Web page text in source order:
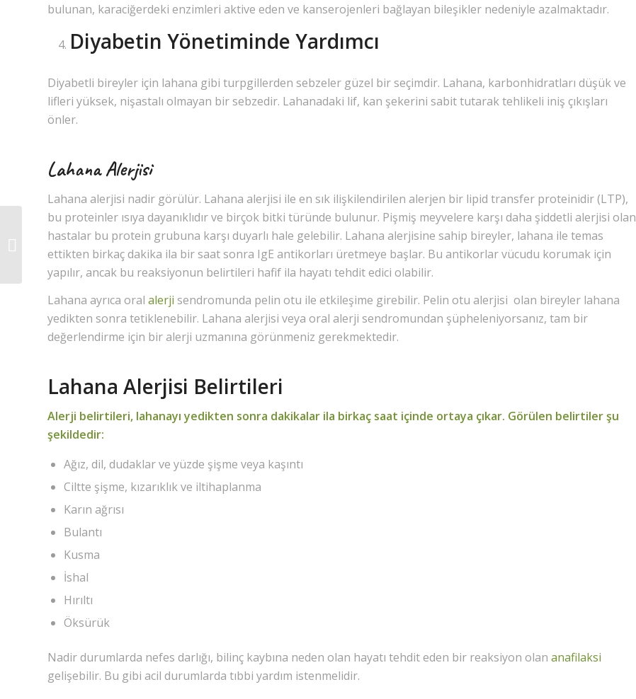
bulunan, karaciğerdeki enzimleri aktive eden ve kanserojenleri bağlayan bileşikler nedeniyle azalmaktadır.
Diyabetin Yönetiminde Yardımcı
Diyabetli bireyler için lahana gibi turpgillerden sebzeler güzel bir seçimdir. Lahana, karbonhidratları düşük ve
lifleri yüksek, nişastalı olmayan bir sebzedir. Lahanadaki lif, kan şekerini sabit tutarak tehlikeli iniş çıkışları
önler.
Lahana Alerjisi
Lahana alerjisi nadir görülür. Lahana alerjisi ile en sık ilişkilendirilen alerjen bir lipid transfer proteinidir (LTP),
bu proteinler ısıya dayanıklıdır ve birçok bitki türünde bulunur. Pişmiş meyvelere karşı daha şiddetli alerjisi olan
hastalar bu protein grubuna karşı duyarlı hale gelebilir. Lahana alerjisine sahip bireyler, lahana ile temas
ettikten birkaç dakika ila bir saat sonra IgE antikorları üretmeye başlar. Bu antikorlar vücudu korumak için
yapılır, ancak bu reaksiyonun belirtileri hafif ila hayatı tehdit edici olabilir.
Lahana ayrıca oral alerji sendromunda pelin otu ile etkileşime girebilir. Pelin otu alerjisi olan bireyler lahana
yedikten sonra tetiklenebilir. Lahana alerjisi veya oral alerji sendromundan şüpheleniyorsanız, tam bir
değerlendirme için bir alerji uzmanına görünmeniz gerekmektedir.
Lahana Alerjisi Belirtileri
Alerji belirtileri, lahanayı yedikten sonra dakikalar ila birkaç saat içinde ortaya çıkar. Görülen belirtiler şu
şekildedir:
Ağız, dil, dudaklar ve yüzde şişme veya kaşıntı
Ciltte şişme, kızarıklık ve iltihaplanma
Karın ağrısı
Bulantı
Kusma
İshal
Hırıltı
Öksürük
Nadir durumlarda nefes darlığı, bilinç kaybına neden olan hayatı tehdit eden bir reaksiyon olan anafilaksi
gelişebilir. Bu gibi acil durumlarda tıbbi yardım istenmelidir.
Liçi Alerjisi